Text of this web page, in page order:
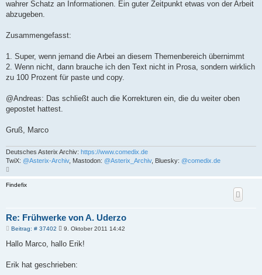
wahrer Schatz an Informationen. Ein guter Zeitpunkt etwas von der Arbeit
abzugeben.
Zusammengefasst:
1. Super, wenn jemand die Arbei an diesem Themenbereich übernimmt
2. Wenn nicht, dann brauche ich den Text nicht in Prosa, sondern wirklich
zu 100 Prozent für paste und copy.
@Andreas: Das schließt auch die Korrekturen ein, die du weiter oben
gepostet hattest.
Gruß, Marco
Deutsches Asterix Archiv: https://www.comedix.de
TwiX: @Asterix-Archiv, Mastodon: @Asterix_Archiv, Bluesky: @comedix.de
h
Findefix
Re: Frühwerke von A. Uderzo
Beitrag: # 37402 B
i
a
9. Oktober 2011 14:42
Hallo Marco, hallo Erik!
Erik hat geschrieben: